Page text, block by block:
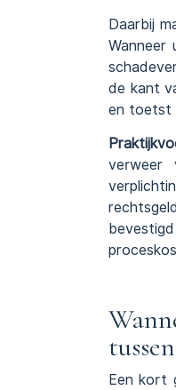
Daarbij
de kant
en toetst
verweer
Eenkort